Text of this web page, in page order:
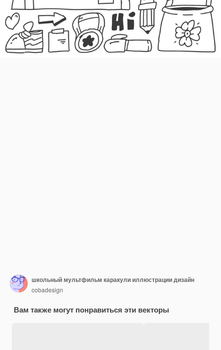
школьный мультфильм каракули иллюстрации дизайн
cobadesign
Вам также могут понравиться эти векторы